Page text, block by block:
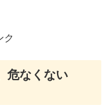
ク
危なくない